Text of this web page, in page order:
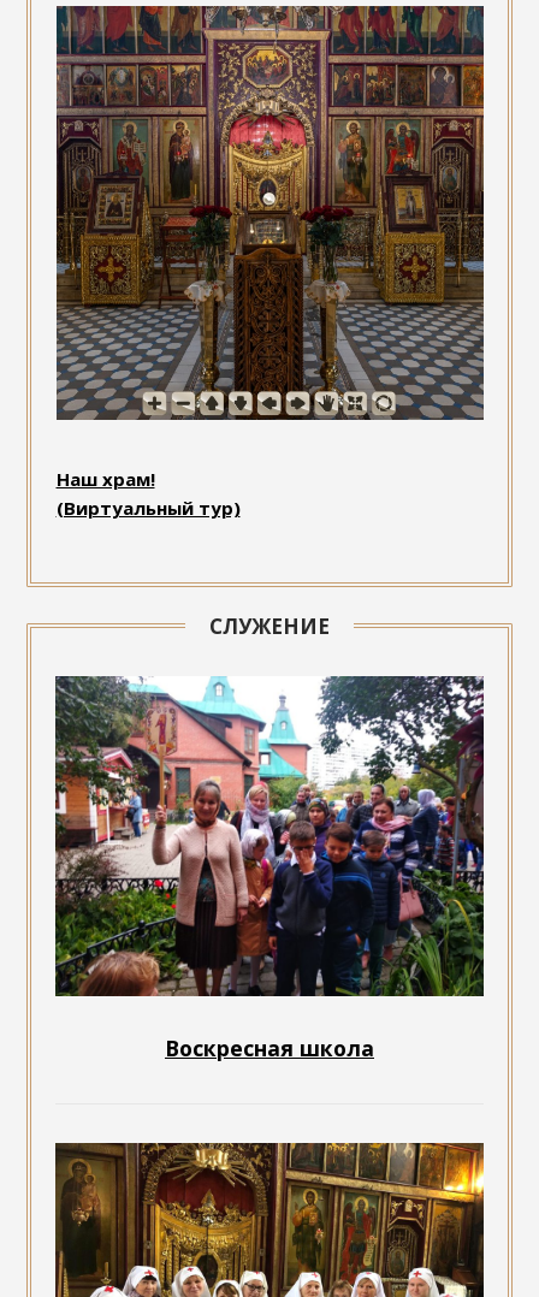
Наш храм!
(Виртуальный тур)
СЛУЖЕНИЕ
Воскресная школа